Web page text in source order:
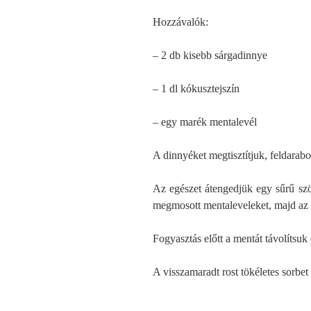
Hozzávalók:
– 2 db kisebb sárgadinnye
– 1 dl kókusztejszín
– egy marék mentalevél
A dinnyéket megtisztítjuk,
Az egészet átengedjük egy sűrű
megmosott mentaleveleket, majd
Fogyasztás előtt a mentát
A visszamaradt rost tökéletes